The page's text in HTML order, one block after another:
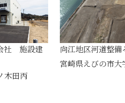
社 施設建
木田丙
向江地区河道整
宮崎県えびの市大